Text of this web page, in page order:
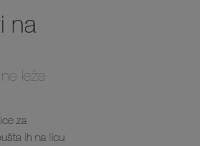
na
leže
za
ih na licu